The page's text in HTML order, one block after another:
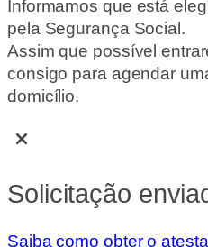
Informamos que está
pela Segurança Social.
Assim que possível
consigo para agendar
domicílio.
Solicitação
Saiba como obter o